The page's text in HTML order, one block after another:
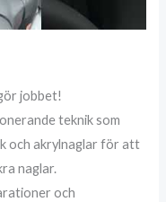
jobbet!
teknik som
och akrylnaglar för att
naglar.
och